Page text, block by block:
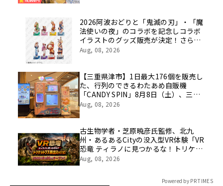
2026阿波おどりと「鬼滅の刃」・「魔
法使いの夜」のコラボを記念しコラボ
イラストのグッズ販売が決定！さらに
ufotableがこれまでに手掛けた歴代阿
Aug, 08, 2026
【三重県津市】1日最大176個を販売し
た、行列のできるわたあめ自販機
「CANDY SPIN」8月8日（土）、三重
県津市のイオンモール津南に設置。
Aug, 08, 2026
古生物学者・芝原暁彦氏監修、北九
州・あるあるCityの没入型VR体験「VR
恐竜 ティラノに見つかるな！トリケラ
トプス救出ミッション」の制作を往来
Aug, 08, 2026
Powered by PR TIMES